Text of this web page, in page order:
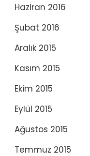
Haziran 2016
Şubat 2016
Aralık 2015
Kasım 2015
Ekim 2015
Eylül 2015
Ağustos 2015
Temmuz 2015